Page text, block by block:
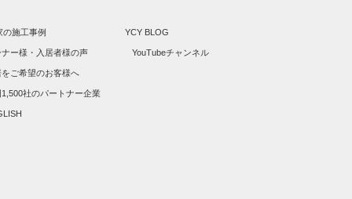
の施工事例
ー様・入居者様の声
ご希望のお客様へ
社のパートナー企業
YCY BLOG
YouTubeチャンネル